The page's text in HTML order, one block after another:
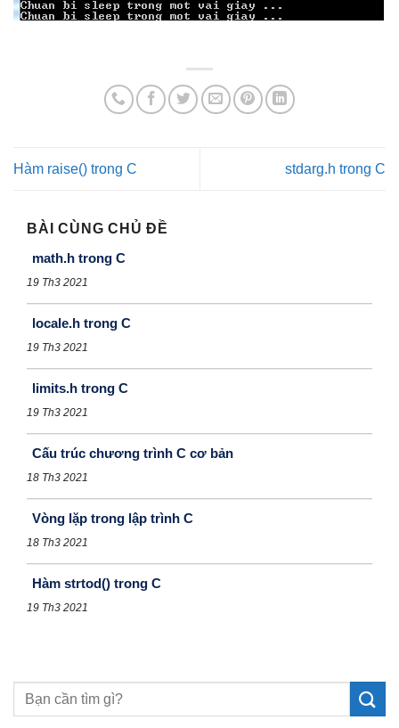
Hàm raise() trong C stdarg.h trong C
BÀI CÙNG CHỦ ĐỀ
math.h trong C
19 Th3 2021
locale.h trong C
19 Th3 2021
limits.h trong C
19 Th3 2021
Cấu trúc chương trình C cơ bản
18 Th3 2021
Vòng lặp trong lập trình C
18 Th3 2021
Hàm strtod() trong C
19 Th3 2021